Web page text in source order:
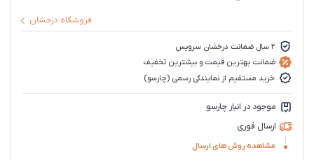
فروشگاه درخشان
2 سال ضمانت درخشان سرویس
ضمانت بهترین قیمت و بیشترین تخفیف
خرید مستقیم از نمایندگی رسمی (چارسو)
موجود در انبار چارسو
ارسال فوری
مشاهده روش های ارسال